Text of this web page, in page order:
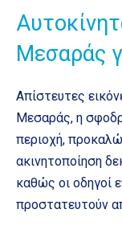
Μεσαράς
Απίστευτες
Μεσαράς, η
περιοχή,
ακινητοποίηση
καθώς οι οδηγοί
προστατευτούν